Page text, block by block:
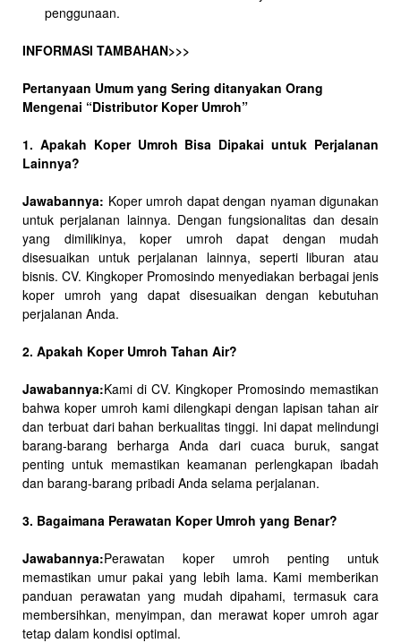
penggunaan.
INFORMASI TAMBAHAN>>>
Pertanyaan Umum yang Sering ditanyakan Orang
Mengenai “Distributor Koper Umroh”
1. Apakah Koper Umroh Bisa Dipakai untuk Perjalanan
Lainnya?
Jawabannya: Koper umroh dapat dengan nyaman digunakan
untuk perjalanan lainnya. Dengan fungsionalitas dan desain
yang dimilikinya, koper umroh dapat dengan mudah
disesuaikan untuk perjalanan lainnya, seperti liburan atau
bisnis. CV. Kingkoper Promosindo menyediakan berbagai jenis
koper umroh yang dapat disesuaikan dengan kebutuhan
perjalanan Anda.
2. Apakah Koper Umroh Tahan Air?
Jawabannya:Kami di CV. Kingkoper Promosindo memastikan
bahwa koper umroh kami dilengkapi dengan lapisan tahan air
dan terbuat dari bahan berkualitas tinggi. Ini dapat melindungi
barang-barang berharga Anda dari cuaca buruk, sangat
penting untuk memastikan keamanan perlengkapan ibadah
dan barang-barang pribadi Anda selama perjalanan.
3. Bagaimana Perawatan Koper Umroh yang Benar?
Jawabannya:Perawatan koper umroh penting untuk
memastikan umur pakai yang lebih lama. Kami memberikan
panduan perawatan yang mudah dipahami, termasuk cara
membersihkan, menyimpan, dan merawat koper umroh agar
tetap dalam kondisi optimal.